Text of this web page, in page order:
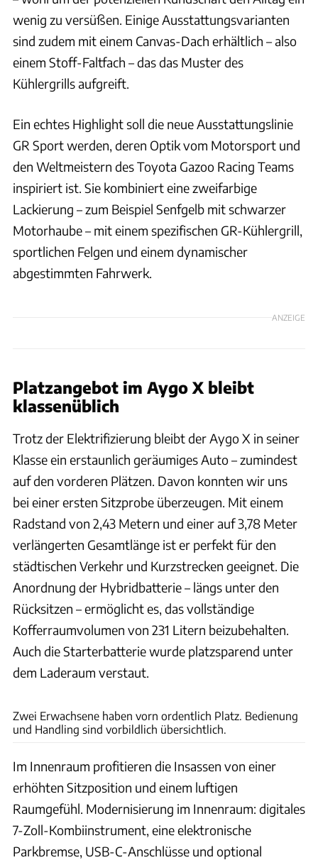
wenig zu versüßen. Einige Ausstattungsvarianten
sind zudem mit einem Canvas-Dach erhältlich – also
einem Stoff-Faltfach – das das Muster des
Kühlergrills aufgreift.
Ein echtes Highlight soll die neue Ausstattungslinie
GR Sport werden, deren Optik vom Motorsport und
den Weltmeistern des Toyota Gazoo Racing Teams
inspiriert ist. Sie kombiniert eine zweifarbige
Lackierung – zum Beispiel Senfgelb mit schwarzer
Motorhaube – mit einem spezifischen GR-Kühlergrill,
sportlichen Felgen und einem dynamischer
abgestimmten Fahrwerk.
ANZEIGE
Platzangebot im Aygo X bleibt
klassenüblich
Trotz der Elektrifizierung bleibt der Aygo X in seiner
Klasse ein erstaunlich geräumiges Auto – zumindest
auf den vorderen Plätzen. Davon konnten wir uns
bei einer ersten Sitzprobe überzeugen. Mit einem
Radstand von 2,43 Metern und einer auf 3,78 Meter
verlängerten Gesamtlänge ist er perfekt für den
städtischen Verkehr und Kurzstrecken geeignet. Die
Anordnung der Hybridbatterie – längs unter den
Rücksitzen – ermöglicht es, das vollständige
Kofferraumvolumen von 231 Litern beizubehalten.
Auch die Starterbatterie wurde platzsparend unter
dem Laderaum verstaut.
Zwei Erwachsene haben vorn ordentlich Platz. Bedienung
und Handling sind vorbildlich übersichtlich.
Im Innenraum profitieren die Insassen von einer
erhöhten Sitzposition und einem luftigen
Raumgefühl. Modernisierung im Innenraum: digitales
7-Zoll-Kombiinstrument, eine elektronische
Parkbremse, USB-C-Anschlüsse und optional